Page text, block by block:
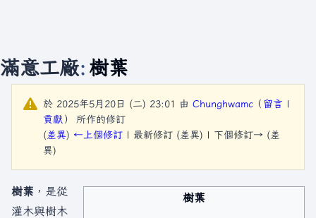
滿意工廠: 樹葉
於 2025年5月20日 (二) 23:01 由 Chunghwamc （ 留言 |
貢獻 ）
所作的修訂
(差異) ←上個修訂 | 最新修訂 (差異) | 下個修訂→ (差
異)
樹葉
樹葉 ，是從
灌木與樹木